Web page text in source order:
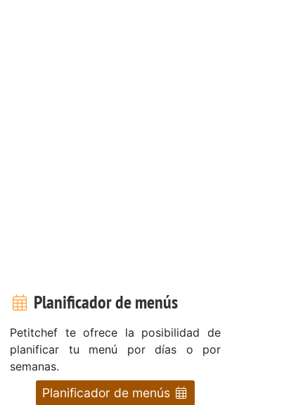
Planificador de menús
Petitchef te ofrece la posibilidad de
planificar tu menú por días o por
semanas.
Planificador de menús